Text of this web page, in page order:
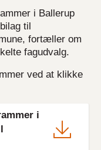
i Ballerup
til
fortæller om
fagudvalg.
ved at klikke
i